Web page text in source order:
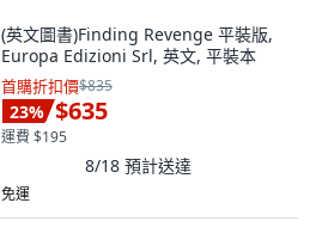
(英文圖書)Finding Revenge 平裝版,
Europa Edizioni Srl, 英文, 平裝本
首購折扣價$835
23% $635
運費 $195
8/18 預計送達
免運